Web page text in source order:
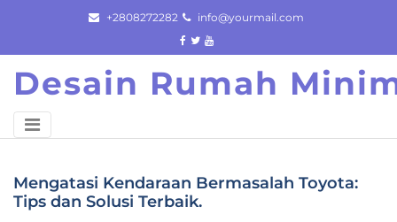
content
+2808272282 info@yourmail.com
Desain Rumah
Mengatasi Kendaraan Bermasalah Toyota:
Tips dan Solusi Terbaik.